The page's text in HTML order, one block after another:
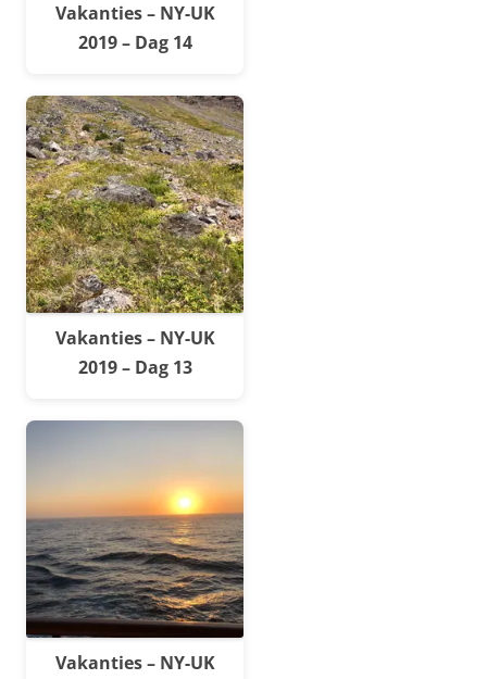
Vakanties – NY-UK
2019 – Dag 14
Vakanties – NY-UK
2019 – Dag 13
Vakanties – NY-UK